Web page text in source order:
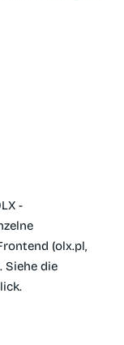
-
(olx.pl,
Siehe die